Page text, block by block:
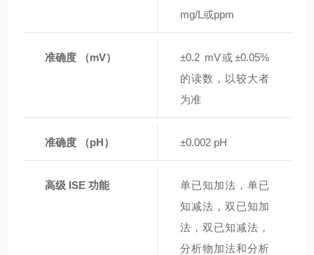
mg/L或ppm
准确度 （mV）
±0.2 mV或±0.05%
的读数，以较大者
为准
准确度 （pH） ±0.002 pH
高级 ISE 功能
单已知加法，单已
知减法，双已知加
法，双已知减法，
分析物加法和分析